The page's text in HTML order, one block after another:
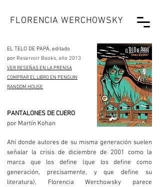
FLORENCIA WERCHOWSKY
EL TELO DE PAPÁ, editado
por Reservoir Books, año 2013
VER RESEÑAS EN LA PRENSA
COMPRAR EL LIBRO EN PENGUIN
RANDOM HOUSE
PANTALONES DE CUERO
por Martín Kohan
Ahí donde autores de su misma generación suelen
señalar la crisis de diciembre de 2001 como la
marca que los define (que los define como
generación, precisamente, y que define su
literatura), Florencia Werchowsky parece